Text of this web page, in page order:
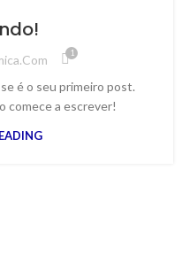
1
é o seu primeiro post.
comece a escrever!